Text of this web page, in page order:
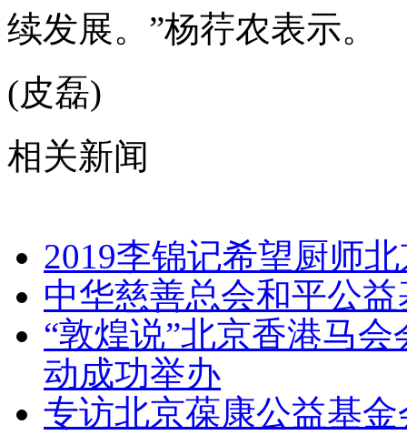
续发展。”杨荇农表示。
(皮磊)
相关新闻
2019李锦记希望厨师
中华慈善总会和平公
“敦煌说”北京香港马
动成功举办
专访北京葆康公益基